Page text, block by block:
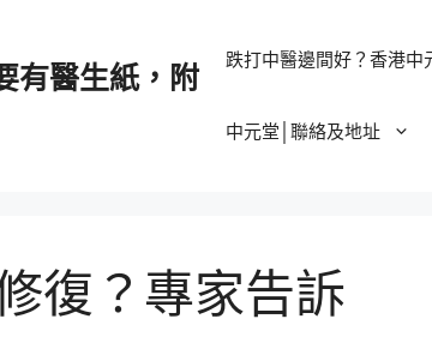
有醫生紙，附
跌打中醫邊間好？香港中
中元堂│聯絡及地址
復？專家告訴